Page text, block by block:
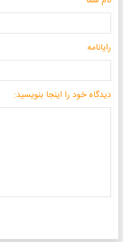
رایانامه
دیدگاه خود را اینجا بنویسید: